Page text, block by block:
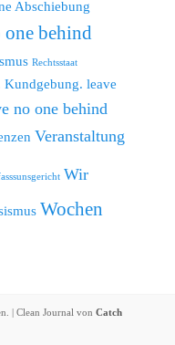
Abschiebung
one behind
Rechtsstaat
Kundgebung. leave
no one behind
Veranstaltung
Wir
Wochen
| Clean Journal von Catch